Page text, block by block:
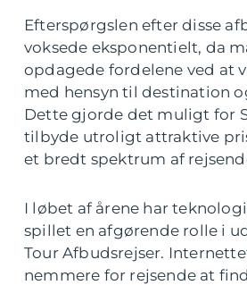
Efterspørgslen efter disse
voksede eksponentielt, da
opdagede fordelene ved at
med hensyn til destination
Dette gjorde det muligt for
tilbyde utroligt attraktive
et bredt spektrum af
I løbet af årene har
spillet en afgørende rolle i
Tour Afbudsrejser.
nemmere for rejsende at